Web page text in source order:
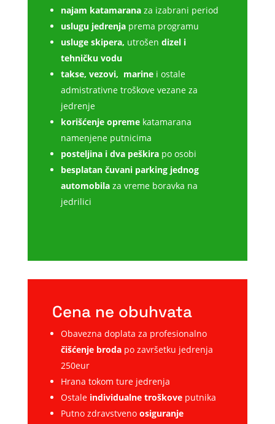
najam katamaranaza izabrani period
uslugu jedrenjaprema programu
usluge skipera, utrošen dizel i
tehničku vodu
takse, vezovi, marinei ostale
admistrativne troškove vezane za
jedrenje
korišćenje opremekatamarana
namenjene putnicima
posteljina i dva peškirapo osobi
besplatan čuvani parking jednog
automobilaza vreme boravka na
jedrilici
Cena ne obuhvata
Obavezna doplata za profesionalno
čišćenje brodapo završetku jedrenja
250eur
Hrana tokom ture jedrenja
Ostale individualne troškoveputnika
Putno zdravstveno osiguranje